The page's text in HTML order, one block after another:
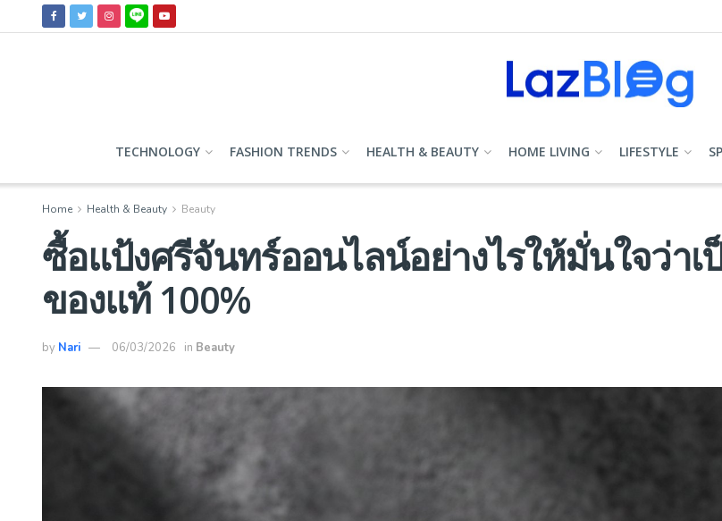
TECHNOLOGY FASHION TRENDS HEALTH & BEAUTY HOME LIVING LIFESTYLE
Home Health & Beauty Beauty
ซื้อแป้งศรีจันทร์ออนไลน์อย่างไรให้มั่นใจว่าเ
ของแท้ 100%
by Nari 06/03/2026 in Beauty